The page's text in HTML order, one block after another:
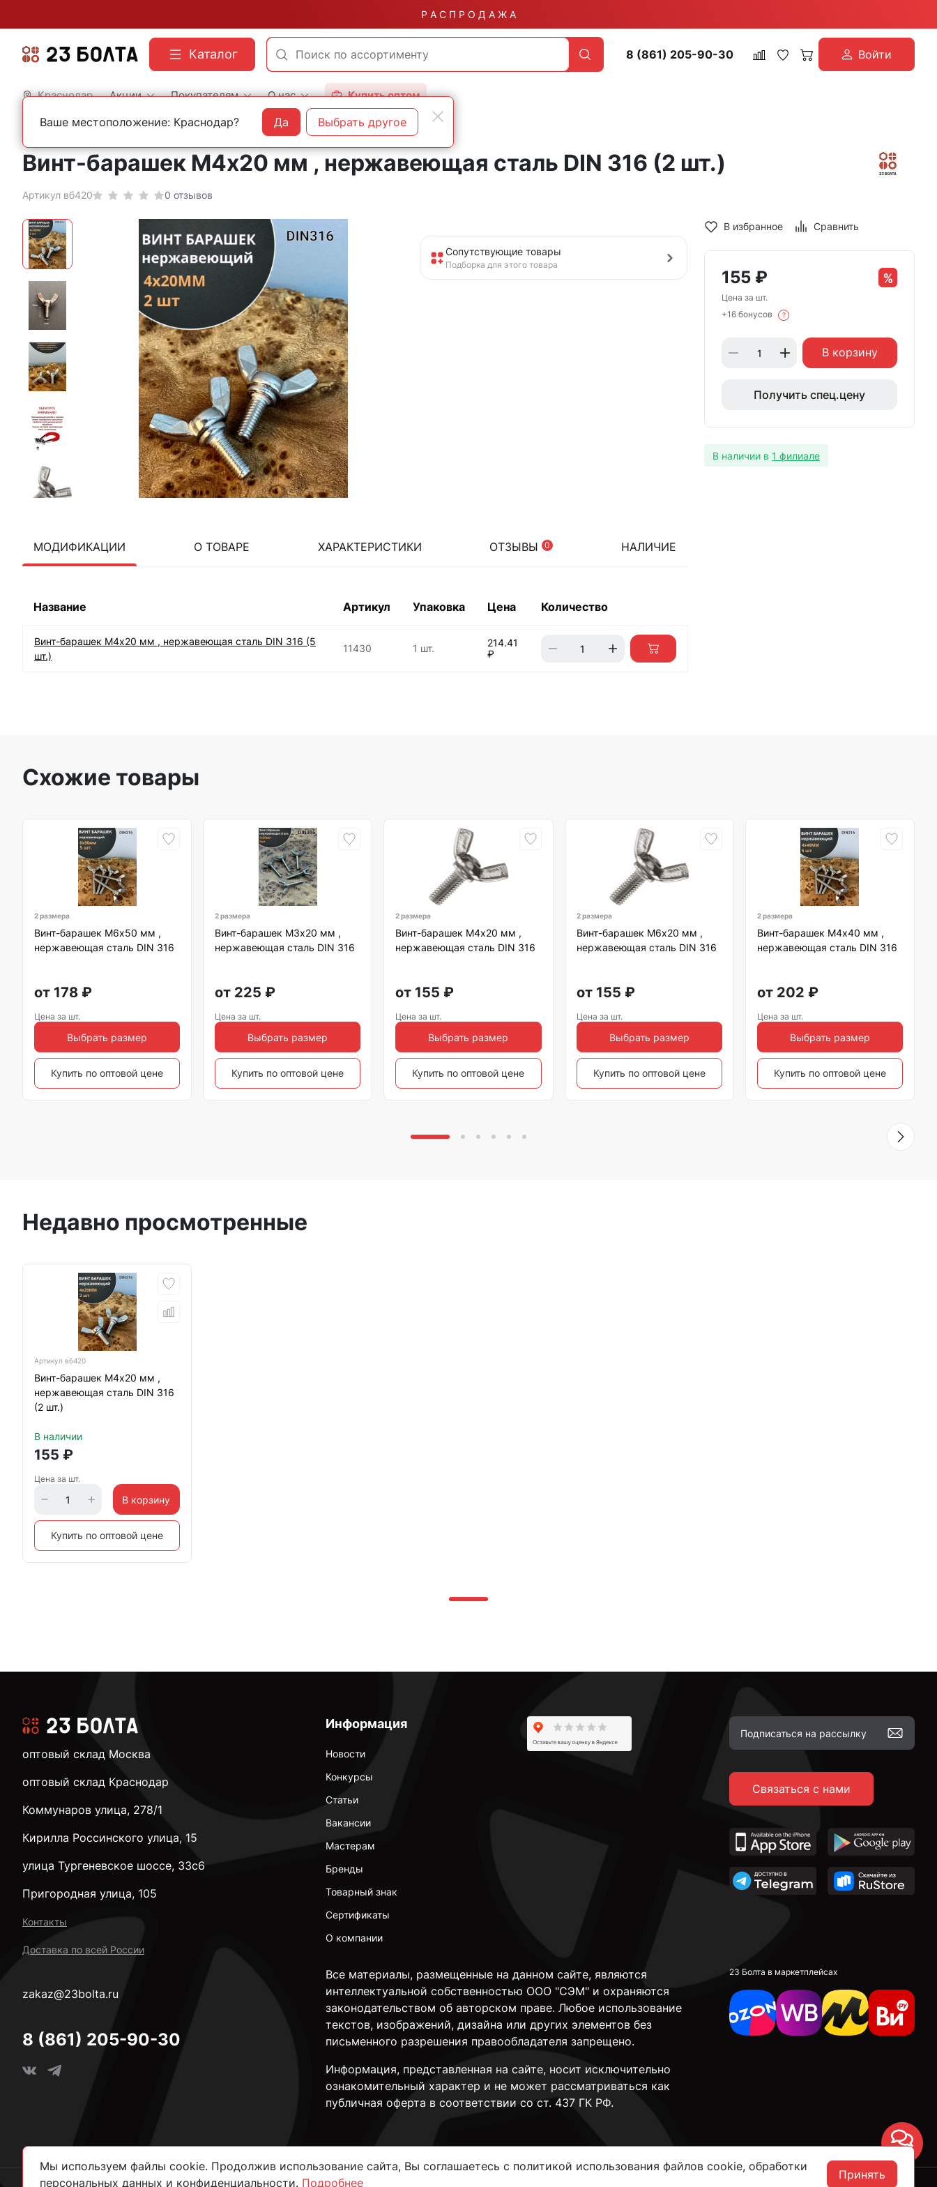
Р А С П Р О Д А Ж А
Каталог 8 (861) 205-90-30 Войти
Краснодар Акции Покупателям О нас Купить оптом
Главная Фасованный крепеж Винты
Винт-барашек М4х20 мм , нержавеющая сталь DIN 316 (2 шт.)
Артикул вб420 0 отзывов
Сопутствующие товары
Подборка для этого товара
МОДИФИКАЦИИ О ТОВАРЕ ХАРАКТЕРИСТИКИ ОТЗЫВЫ 0 НАЛИЧИЕ
Название Артикул Упаковка Цена Количество
Винт-барашек М4х20 мм , нержавеющая сталь DIN 316 (5
шт.)
11430 1 шт.
214.41
₽
В избранное Сравнить
155 ₽
Цена за шт.
+16 бонусов
?
В корзину
Получить спец.цену
В наличии в 1 филиале
Схожие товары
2 размера
Винт-барашек М6х50 мм ,
нержавеющая сталь DIN 316
от 178 ₽
Цена за шт.
Выбрать размер
Купить по оптовой цене
2 размера
Винт-барашек М3х20 мм ,
нержавеющая сталь DIN 316
от 225 ₽
Цена за шт.
Выбрать размер
Купить по оптовой цене
2 размера
Винт-барашек М4х20 мм ,
нержавеющая сталь DIN 316
от 155 ₽
Цена за шт.
Выбрать размер
Купить по оптовой цене
2 размера
Винт-барашек М6х20 мм ,
нержавеющая сталь DIN 316
от 155 ₽
Цена за шт.
Выбрать размер
Купить по оптовой цене
2 размера
Винт-барашек М4х40 мм ,
нержавеющая сталь DIN 316
от 202 ₽
Цена за шт.
Выбрать размер
Купить по оптовой цене
Недавно просмотренные
Артикул вб420
Винт-барашек М4х20 мм ,
нержавеющая сталь DIN 316
(2 шт.)
В наличии
155 ₽
Цена за шт.
В корзину
Купить по оптовой цене
Информация
Новости
Конкурсы
Статьи
Вакансии
Мастерам
Бренды
Товарный знак
Сертификаты
О компании
Связаться с нами
Все материалы, размещенные на данном сайте, являются
интеллектуальной собственностью ООО "СЭМ" и охраняются
законодательством об авторском праве. Любое использование
текстов, изображений, дизайна или других элементов без
письменного разрешения правообладателя запрещено.
Информация, представленная на сайте, носит исключительно
ознакомительный характер и не может рассматриваться как
публичная оферта в соответствии со ст. 437 ГК РФ.
23 Болта в маркетплейсах
оптовый склад Москва
оптовый склад Краснодар
Коммунаров улица, 278/1
Кирилла Россинского улица, 15
улица Тургеневское шоссе, 33с6
Пригородная улица, 105
Контакты
Доставка по всей России
zakaz@23bolta.ru
8 (861) 205-90-30
Мы используем файлы cookie. Продолжив использование сайта, Вы соглашаетесь с политикой использования файлов cookie, обработки
персональных данных и конфиденциальности. Подробнее
Принять
Ваше местоположение: Краснодар? Да Выбрать другое